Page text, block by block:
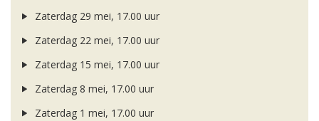
Zaterdag 29 mei, 17.00 uur
Zaterdag 22 mei, 17.00 uur
Zaterdag 15 mei, 17.00 uur
Zaterdag 8 mei, 17.00 uur
Zaterdag 1 mei, 17.00 uur